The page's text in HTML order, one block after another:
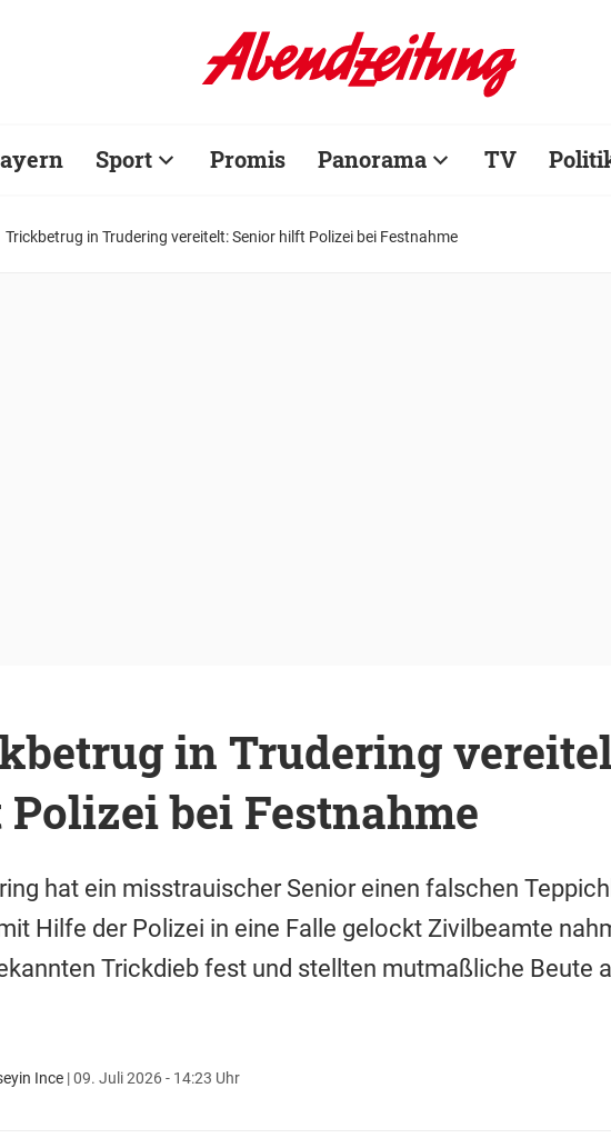
Sport Promis Panorama TV
Trickbetrug in Trudering vereitelt: Senior hilft Polizei bei Festnahme
in Trudering
bei Festnahme
hat ein misstrauischer Senior einen falschen
Hilfe der Polizei in eine Falle gelockt Zivilbeamte
Trickdieb fest und stellten mutmaßliche Beute
Ince |09. Juli 2026 - 14:23 Uhr